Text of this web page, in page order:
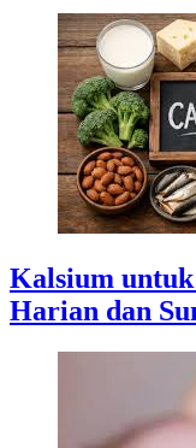
Kalsium
Harian dan